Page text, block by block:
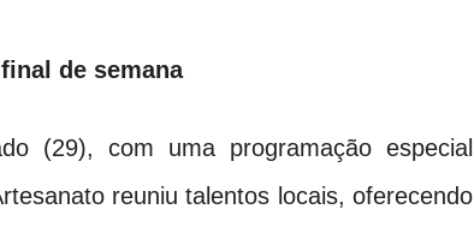
de semana
(29), com uma programação especial
reuniu talentos locais, oferecendo